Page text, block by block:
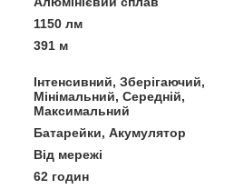
1150 лм
391 м
Інтенсивний, Зберігаючий,
Мінімальний, Середній,
Максимальний
Батарейки, Акумулятор
Від мережі
62 годин